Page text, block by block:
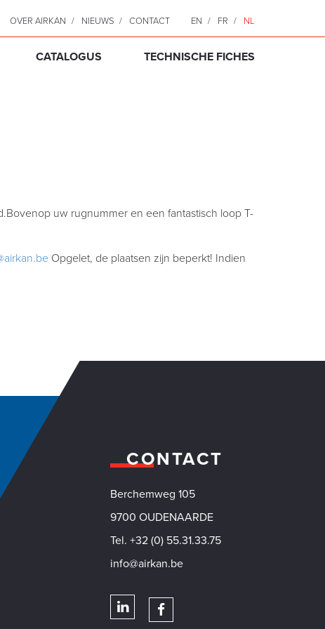
OVER AIRKAN NIEUWS CONTACT EN FR NL
CATALOGUS TECHNISCHE FICHES
uw rugnummer en een fantastisch loop T-
Opgelet, de plaatsen zijn beperkt! Indien
CONTACT
Berchemweg 105
9700 OUDENAARDE
Tel. +32 (0) 55.31.33.75
info@airkan.be